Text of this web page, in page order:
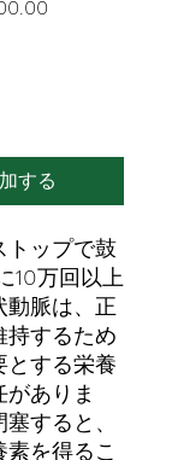
する
トップで鼓
10万回以上
動脈は、正
するため
とする栄養
ありま
すると、
を得るこ